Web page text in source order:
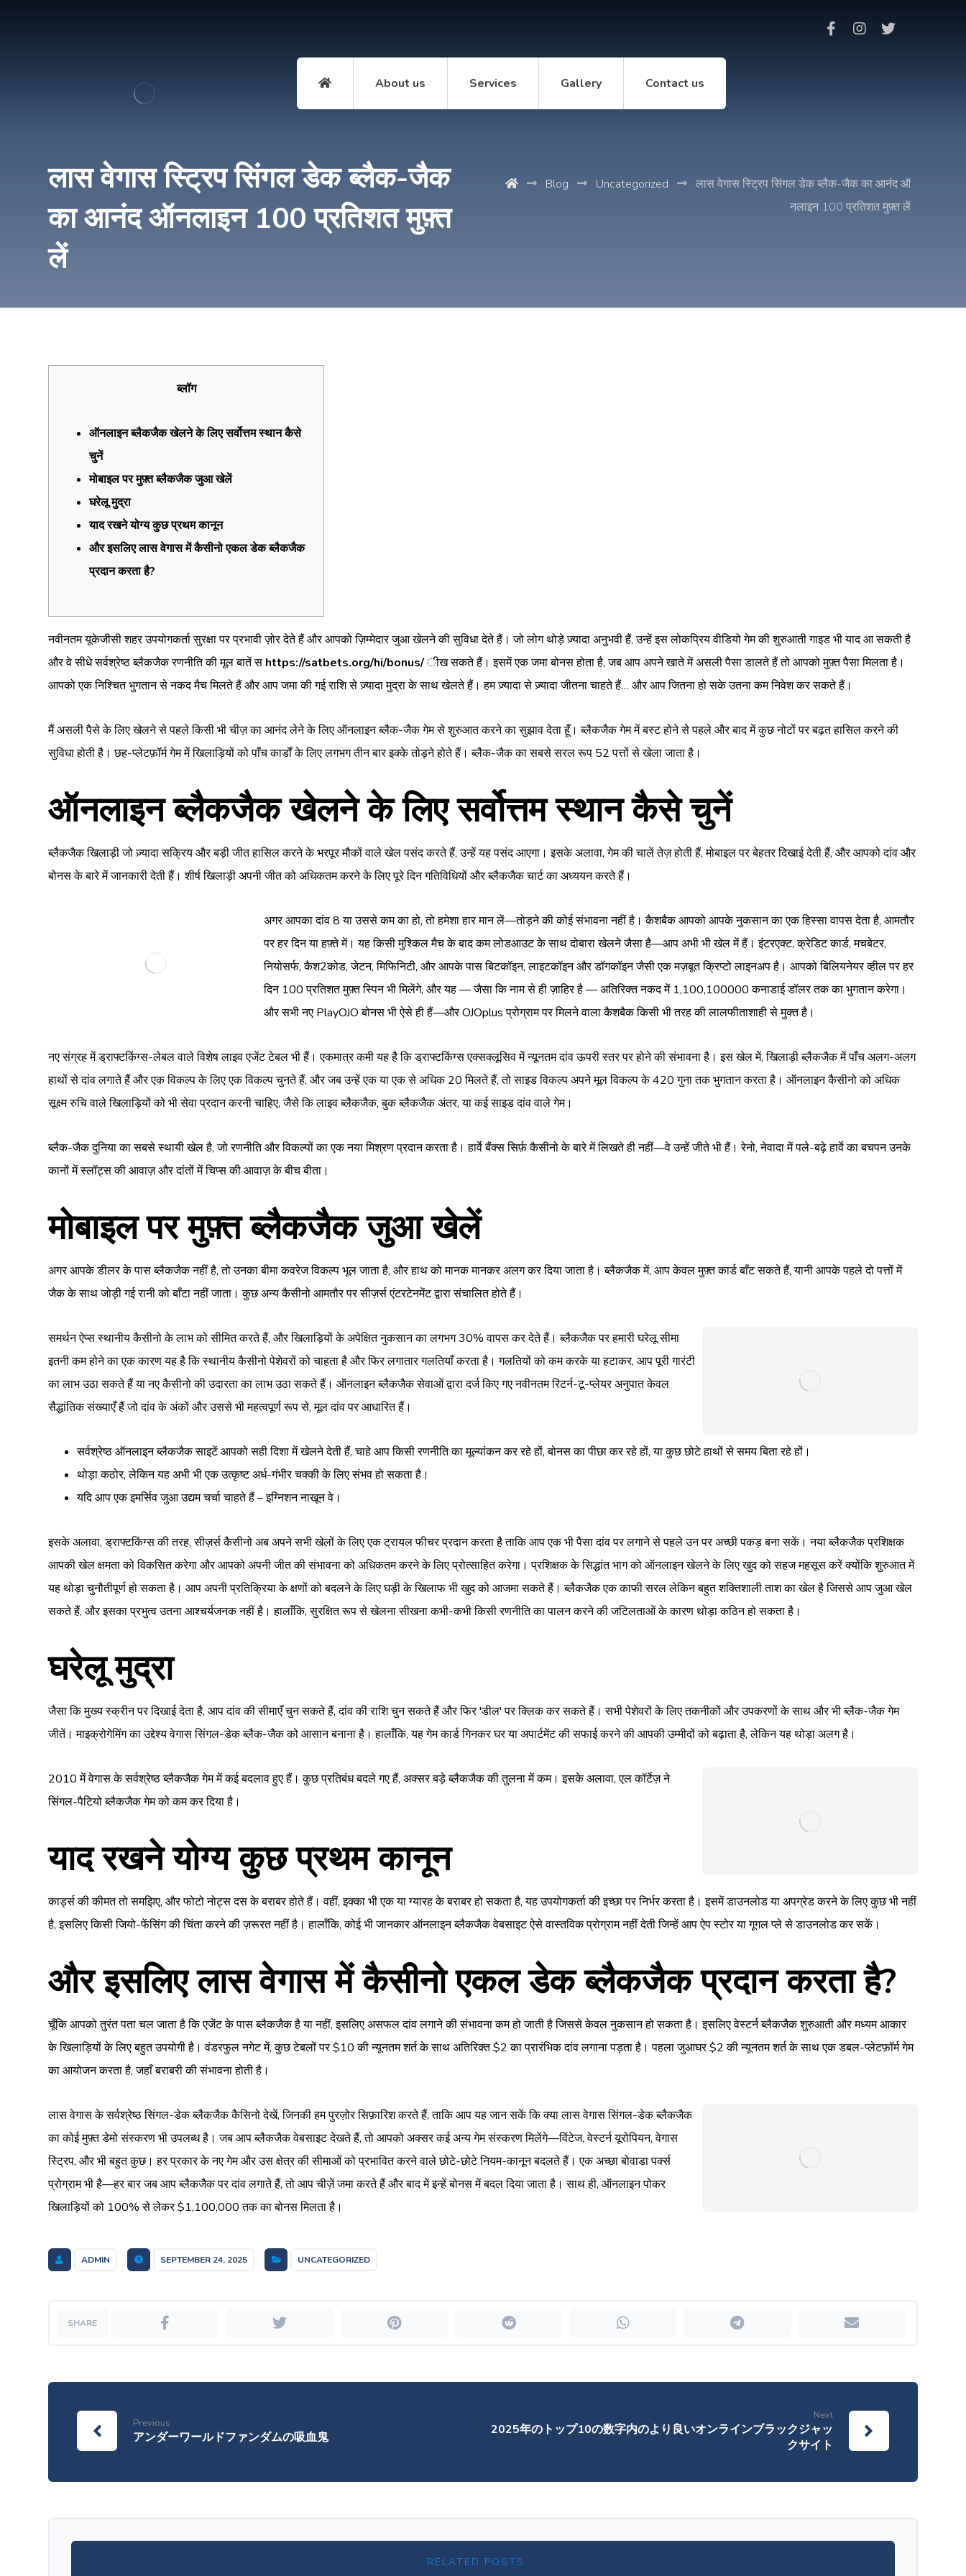
About us Services Gallery Contact us
लास वेगास स्ट्रिप सिंगल डेक ब्लैक-जैक
का आनंद ऑनलाइन 100 प्रतिशत मुफ़्त
लें
Blog Uncategorized
लास वेगास स्ट्रिप सिंगल डेक ब्लैक-जैक का आनंद ऑ
नलाइन 100 प्रतिशत मुफ़्त लें
ब्लॉग
ऑनलाइन ब्लैकजैक खेलने के लिए सर्वोत्तम स्थान कैसे
चुनें
मोबाइल पर मुफ़्त ब्लैकजैक जुआ खेलें
घरेलू मुद्रा
याद रखने योग्य कुछ प्रथम कानून
और इसलिए लास वेगास में कैसीनो एकल डेक ब्लैकजैक
प्रदान करता है?
नवीनतम यूकेजीसी शहर उपयोगकर्ता सुरक्षा पर प्रभावी ज़ोर देते हैं और आपको ज़िम्मेदार जुआ खेलने की सुविधा देते हैं। जो लोग थोड़े ज़्यादा अनुभवी हैं, उन्हें इस लोकप्रिय वीडियो गेम की शुरुआती गाइड भी याद आ सकती है
और वे सीधे सर्वश्रेष्ठ ब्लैकजैक रणनीति की मूल बातें स https://satbets.org/hi/bonus/ीख सकते हैं। इसमें एक जमा बोनस होता है, जब आप अपने खाते में असली पैसा डालते हैं तो आपको मुफ़्त पैसा मिलता है।
आपको एक निश्चित भुगतान से नकद मैच मिलते हैं और आप जमा की गई राशि से ज़्यादा मुद्रा के साथ खेलते हैं। हम ज़्यादा से ज़्यादा जीतना चाहते हैं… और आप जितना हो सके उतना कम निवेश कर सकते हैं।
मैं असली पैसे के लिए खेलने से पहले किसी भी चीज़ का आनंद लेने के लिए ऑनलाइन ब्लैक-जैक गेम से शुरुआत करने का सुझाव देता हूँ। ब्लैकजैक गेम में बस्ट होने से पहले और बाद में कुछ नोटों पर बढ़त हासिल करने की
सुविधा होती है। छह-प्लेटफ़ॉर्म गेम में खिलाड़ियों को पाँच कार्डों के लिए लगभग तीन बार इक्के तोड़ने होते हैं। ब्लैक-जैक का सबसे सरल रूप 52 पत्तों से खेला जाता है।
ऑनलाइन ब्लैकजैक खेलने के लिए सर्वोत्तम स्थान कैसे चुनें
ब्लैकजैक खिलाड़ी जो ज़्यादा सक्रिय और बड़ी जीत हासिल करने के भरपूर मौकों वाले खेल पसंद करते हैं, उन्हें यह पसंद आएगा। इसके अलावा, गेम की चालें तेज़ होती हैं, मोबाइल पर बेहतर दिखाई देती हैं, और आपको दांव और
बोनस के बारे में जानकारी देती हैं। शीर्ष खिलाड़ी अपनी जीत को अधिकतम करने के लिए पूरे दिन गतिविधियों और ब्लैकजैक चार्ट का अध्ययन करते हैं।
अगर आपका दांव 8 या उससे कम का हो, तो हमेशा हार मान लें—तोड़ने की कोई संभावना नहीं है। कैशबैक आपको आपके नुकसान का एक हिस्सा वापस देता है, आमतौर
पर हर दिन या हफ़्ते में। यह किसी मुश्किल मैच के बाद कम लोडआउट के साथ दोबारा खेलने जैसा है—आप अभी भी खेल में हैं। इंटरएक्ट, क्रेडिट कार्ड, मचबेटर,
नियोसर्फ, कैश2कोड, जेटन, मिफिनिटी, और आपके पास बिटकॉइन, लाइटकॉइन और डॉगकॉइन जैसी एक मज़बूत क्रिप्टो लाइनअप है। आपको बिलियनेयर व्हील पर हर
दिन 100 प्रतिशत मुफ़्त स्पिन भी मिलेंगे, और यह — जैसा कि नाम से ही ज़ाहिर है — अतिरिक्त नकद में 1,100,100000 कनाडाई डॉलर तक का भुगतान करेगा।
और सभी नए PlayOJO बोनस भी ऐसे ही हैं—और OJOplus प्रोग्राम पर मिलने वाला कैशबैक किसी भी तरह की लालफीताशाही से मुक्त है।
नए संग्रह में ड्राफ्टकिंग्स-लेबल वाले विशेष लाइव एजेंट टेबल भी हैं। एकमात्र कमी यह है कि ड्राफ्टकिंग्स एक्सक्लूसिव में न्यूनतम दांव ऊपरी स्तर पर होने की संभावना है। इस खेल में, खिलाड़ी ब्लैकजैक में पाँच अलग-अलग
हाथों से दांव लगाते हैं और एक विकल्प के लिए एक विकल्प चुनते हैं, और जब उन्हें एक या एक से अधिक 20 मिलते हैं, तो साइड विकल्प अपने मूल विकल्प के 420 गुना तक भुगतान करता है। ऑनलाइन कैसीनो को अधिक
सूक्ष्म रुचि वाले खिलाड़ियों को भी सेवा प्रदान करनी चाहिए, जैसे कि लाइव ब्लैकजैक, बुक ब्लैकजैक अंतर, या कई साइड दांव वाले गेम।
ब्लैक-जैक दुनिया का सबसे स्थायी खेल है, जो रणनीति और विकल्पों का एक नया मिश्रण प्रदान करता है। हार्वे बैंक्स सिर्फ़ कैसीनो के बारे में लिखते ही नहीं—वे उन्हें जीते भी हैं। रेनो, नेवादा में पले-बढ़े हार्वे का बचपन उनके
कानों में स्लॉट्स की आवाज़ और दांतों में चिप्स की आवाज़ के बीच बीता।
मोबाइल पर मुफ़्त ब्लैकजैक जुआ खेलें
अगर आपके डीलर के पास ब्लैकजैक नहीं है, तो उनका बीमा कवरेज विकल्प भूल जाता है, और हाथ को मानक मानकर अलग कर दिया जाता है। ब्लैकजैक में, आप केवल मुफ़्त कार्ड बाँट सकते हैं, यानी आपके पहले दो पत्तों में
जैक के साथ जोड़ी गई रानी को बाँटा नहीं जाता। कुछ अन्य कैसीनो आमतौर पर सीज़र्स एंटरटेनमेंट द्वारा संचालित होते हैं।
समर्थन ऐप्स स्थानीय कैसीनो के लाभ को सीमित करते हैं, और खिलाड़ियों के अपेक्षित नुकसान का लगभग 30% वापस कर देते हैं। ब्लैकजैक पर हमारी घरेलू सीमा
इतनी कम होने का एक कारण यह है कि स्थानीय कैसीनो पेशेवरों को चाहता है और फिर लगातार गलतियाँ करता है। गलतियों को कम करके या हटाकर, आप पूरी गारंटी
का लाभ उठा सकते हैं या नए कैसीनो की उदारता का लाभ उठा सकते हैं। ऑनलाइन ब्लैकजैक सेवाओं द्वारा दर्ज किए गए नवीनतम रिटर्न-टू-प्लेयर अनुपात केवल
सैद्धांतिक संख्याएँ हैं जो दांव के अंकों और उससे भी महत्वपूर्ण रूप से, मूल दांव पर आधारित हैं।
सर्वश्रेष्ठ ऑनलाइन ब्लैकजैक साइटें आपको सही दिशा में खेलने देती हैं, चाहे आप किसी रणनीति का मूल्यांकन कर रहे हों, बोनस का पीछा कर रहे हों, या कुछ छोटे हाथों से समय बिता रहे हों।
थोड़ा कठोर, लेकिन यह अभी भी एक उत्कृष्ट अर्ध-गंभीर चक्की के लिए संभव हो सकता है।
यदि आप एक इमर्सिव जुआ उद्यम चर्चा चाहते हैं – इग्निशन नाखून वे।
इसके अलावा, ड्राफ्टकिंग्स की तरह, सीज़र्स कैसीनो अब अपने सभी खेलों के लिए एक ट्रायल फीचर प्रदान करता है ताकि आप एक भी पैसा दांव पर लगाने से पहले उन पर अच्छी पकड़ बना सकें। नया ब्लैकजैक प्रशिक्षक
आपकी खेल क्षमता को विकसित करेगा और आपको अपनी जीत की संभावना को अधिकतम करने के लिए प्रोत्साहित करेगा। प्रशिक्षक के सिद्धांत भाग को ऑनलाइन खेलने के लिए खुद को सहज महसूस करें क्योंकि शुरुआत में
यह थोड़ा चुनौतीपूर्ण हो सकता है। आप अपनी प्रतिक्रिया के क्षणों को बदलने के लिए घड़ी के खिलाफ भी खुद को आजमा सकते हैं। ब्लैकजैक एक काफी सरल लेकिन बहुत शक्तिशाली ताश का खेल है जिससे आप जुआ खेल
सकते हैं, और इसका प्रभुत्व उतना आश्चर्यजनक नहीं है। हालाँकि, सुरक्षित रूप से खेलना सीखना कभी-कभी किसी रणनीति का पालन करने की जटिलताओं के कारण थोड़ा कठिन हो सकता है।
घरेलू मुद्रा
जैसा कि मुख्य स्क्रीन पर दिखाई देता है, आप दांव की सीमाएँ चुन सकते हैं, दांव की राशि चुन सकते हैं और फिर 'डील' पर क्लिक कर सकते हैं। सभी पेशेवरों के लिए तकनीकों और उपकरणों के साथ और भी ब्लैक-जैक गेम
जीतें। माइक्रोगेमिंग का उद्देश्य वेगास सिंगल-डेक ब्लैक-जैक को आसान बनाना है। हालाँकि, यह गेम कार्ड गिनकर घर या अपार्टमेंट की सफाई करने की आपकी उम्मीदों को बढ़ाता है, लेकिन यह थोड़ा अलग है।
2010 में वेगास के सर्वश्रेष्ठ ब्लैकजैक गेम में कई बदलाव हुए हैं। कुछ प्रतिबंध बदले गए हैं, अक्सर बड़े ब्लैकजैक की तुलना में कम। इसके अलावा, एल कॉर्टेज़ ने
सिंगल-पैटियो ब्लैकजैक गेम को कम कर दिया है।
याद रखने योग्य कुछ प्रथम कानून
कार्ड्स की कीमत तो समझिए, और फोटो नोट्स दस के बराबर होते हैं। वहीं, इक्का भी एक या ग्यारह के बराबर हो सकता है, यह उपयोगकर्ता की इच्छा पर निर्भर करता है। इसमें डाउनलोड या अपग्रेड करने के लिए कुछ भी नहीं
है, इसलिए किसी जियो-फेंसिंग की चिंता करने की ज़रूरत नहीं है। हालाँकि, कोई भी जानकार ऑनलाइन ब्लैकजैक वेबसाइट ऐसे वास्तविक प्रोग्राम नहीं देती जिन्हें आप ऐप स्टोर या गूगल प्ले से डाउनलोड कर सकें।
और इसलिए लास वेगास में कैसीनो एकल डेक ब्लैकजैक प्रदान करता है?
चूँकि आपको तुरंत पता चल जाता है कि एजेंट के पास ब्लैकजैक है या नहीं, इसलिए असफल दांव लगाने की संभावना कम हो जाती है जिससे केवल नुकसान हो सकता है। इसलिए वेस्टर्न ब्लैकजैक शुरुआती और मध्यम आकार
के खिलाड़ियों के लिए बहुत उपयोगी है। वंडरफुल नगेट में, कुछ टेबलों पर $10 की न्यूनतम शर्त के साथ अतिरिक्त $2 का प्रारंभिक दांव लगाना पड़ता है। पहला जुआघर $2 की न्यूनतम शर्त के साथ एक डबल-प्लेटफ़ॉर्म गेम
का आयोजन करता है, जहाँ बराबरी की संभावना होती है।
लास वेगास के सर्वश्रेष्ठ सिंगल-डेक ब्लैकजैक कैसिनो देखें, जिनकी हम पुरज़ोर सिफ़ारिश करते हैं, ताकि आप यह जान सकें कि क्या लास वेगास सिंगल-डेक ब्लैकजैक
का कोई मुफ़्त डेमो संस्करण भी उपलब्ध है। जब आप ब्लैकजैक वेबसाइट देखते हैं, तो आपको अक्सर कई अन्य गेम संस्करण मिलेंगे—विंटेज, वेस्टर्न यूरोपियन, वेगास
स्ट्रिप, और भी बहुत कुछ। हर प्रकार के नए गेम और उस क्षेत्र की सीमाओं को प्रभावित करने वाले छोटे-छोटे नियम-कानून बदलते हैं। एक अच्छा बोवाडा पर्क्स
प्रोग्राम भी है—हर बार जब आप ब्लैकजैक पर दांव लगाते हैं, तो आप चीज़ें जमा करते हैं और बाद में इन्हें बोनस में बदल दिया जाता है। साथ ही, ऑनलाइन पोकर
खिलाड़ियों को 100% से लेकर $1,100,000 तक का बोनस मिलता है।
ADMIN SEPTEMBER 24, 2025 UNCATEGORIZED
Previous
アンダーワールドファンダムの吸血鬼
Next
2025年のトップ10の数字内のより良いオンラインブラックジャッ
クサイト
RELATED POSTS ...